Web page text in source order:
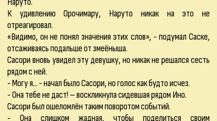
К удивлению Орочимару, Наруто никак на это не
отреагировал.
«Видимо, он не понял значения этих слов», - подумал Саске,
отсаживаясь подальше от змеёныша.
Сасори вновь увидел эту девушку, но никак не решался сесть
рядом с ней.
- Могу я... - начал было Сасори, но голос как будто исчез.
- Она тебе не даст! – воскликнула сидевшая рядом Ино.
Сасори был ошеломлён таким поворотом событий.
- Она слишком жадная, чтобы поделиться своим